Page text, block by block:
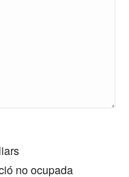
no ocupada